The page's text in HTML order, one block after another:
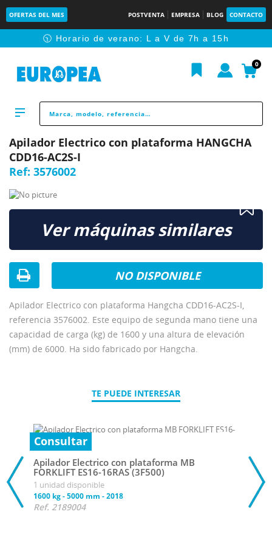
OFERTAS DEL MES POSTVENTA EMPRESA BLOG CONTACTO
🕥 Horario de verano: L a V de 7h a 15h
0
Apilador Electrico con plataforma HANGCHA
CDD16-AC2S-I
Ref: 3576002
Apilador Electrico con plataforma Hangcha CDD16-AC2S-I,
referencia 3576002. Este equipo de segunda mano tiene una
capacidad de carga (kg) de 1600 y una altura de elevación
(mm) de 6000. Ha sido fabricado por Hangcha.
Ver máquinas similares
NO DISPONIBLE
TE PUEDE INTERESAR
Consultar
Apilador Electrico con plataforma MB
FORKLIFT ES16-16RAS (3F500)
1 unidad disponible
1600 kg-5000 mm -2018
Ref. 2189004